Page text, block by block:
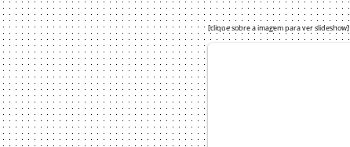
[clique sobre a imagem para ver slideshow]